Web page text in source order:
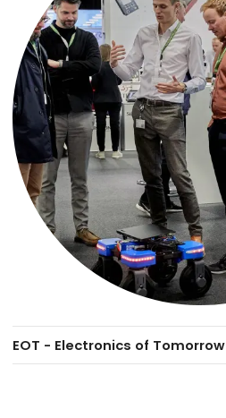
EOT - Electronics of Tomorrow